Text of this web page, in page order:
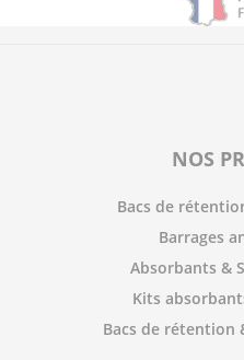
NOS
Bacs de
Barrages
Absorbants &
Kits
Bacs de rétention